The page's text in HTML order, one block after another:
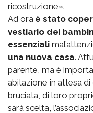
ricostruzione».
Ad ora è stato
vestiario dei
essenziali
una nuova casa.
parente, ma è
abitazione in attesa
bruciata, di loro
sarà scelta,